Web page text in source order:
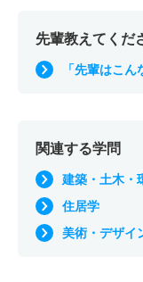
先輩教えてくだ
「先輩はこ
関連する学問
建築・土木・
住居学
美術・デザイ